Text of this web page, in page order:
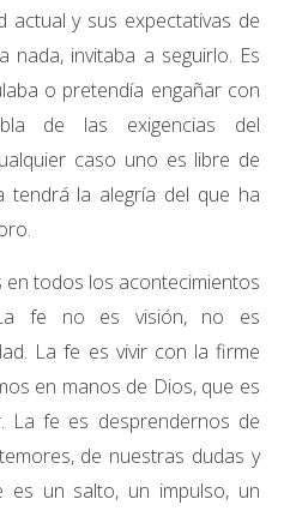
actual y sus expectativas de
nada, invitaba a seguirlo. Es
o pretendía engañar con
de las exigencias del
caso uno es libre de
tendrá la alegría del que ha
en todos los acontecimientos
fe no es visión, no es
La fe es vivir con la firme
en manos de Dios, que es
La fe es desprendernos de
de nuestras dudas y
es un salto, un impulso, un